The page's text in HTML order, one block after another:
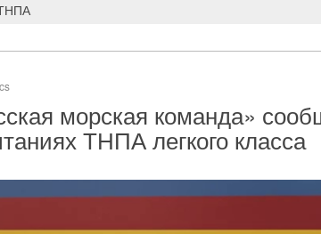
морская команда»
ТНПА легкого класса